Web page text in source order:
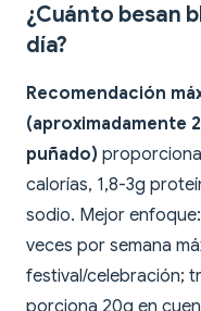
¿Cuánto besan
día?
Recomendación
(aproximadamente
puñado)
calorías, 1,8-3g
sodio. Mejor
veces por semana
festival/celebración;